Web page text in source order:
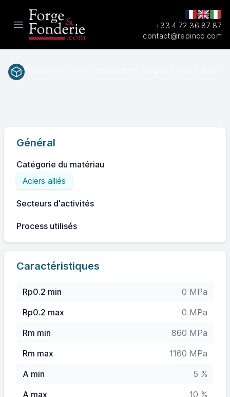
Open main menu
+33 4 72 36 87 87
contact@repinco.com
Général
Catégorie du matériau
Aciers alliés
Secteurs d'activités
Process utilisés
Caractéristiques
Rp0.2 min
0 MPa
Rp0.2 max
0 MPa
Rm min
860 MPa
Rm max
1160 MPa
A min
5 %
A max
10 %